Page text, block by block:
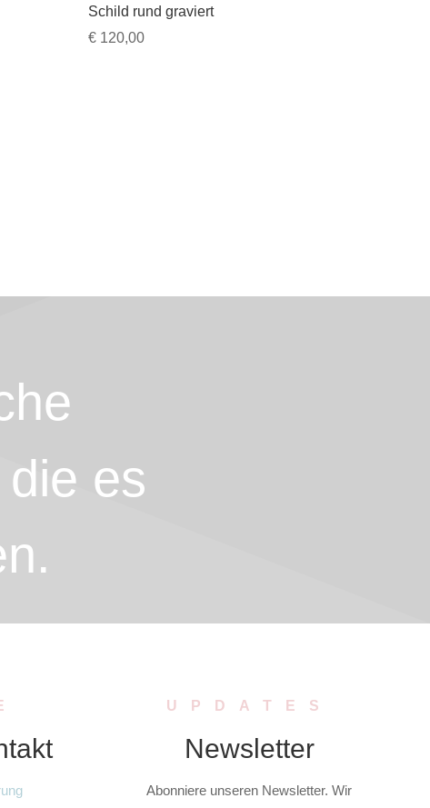
Schild rund graviert
€ 120,00
es
UPDATES
Newsletter
Abonniere unseren Newsletter. Wir